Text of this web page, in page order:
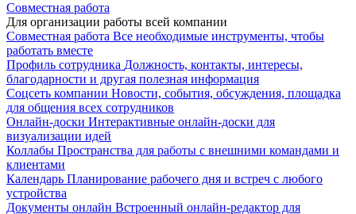
Совместная работа
Для организации работы всей компании
Совместная работа Все необходимые инструменты, чтобы
работать вместе
Профиль сотрудника Должность, контакты, интересы,
благодарности и другая полезная информация
Соцсеть компании Новости, события, обсуждения, площадка
для общения всех сотрудников
Онлайн-доски Интерактивные онлайн-доски для
визуализации идей
Коллабы Пространства для работы с внешними командами и
клиентами
Календарь Планирование рабочего дня и встреч с любого
устройства
Документы онлайн Встроенный онлайн-редактор для